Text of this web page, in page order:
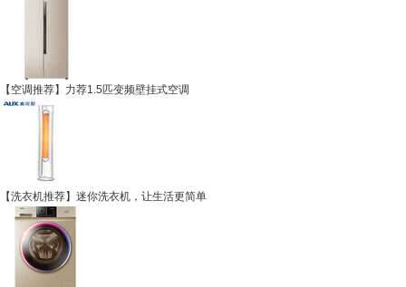
【空调推荐】力荐1.5匹变频壁挂式空调
【洗衣机推荐】迷你洗衣机，让生活更简单